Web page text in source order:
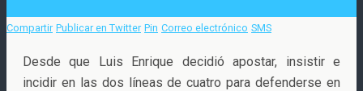
Compartir Publicar en Twitter Pin Correo electrónico SMS
Desde que Luis Enrique decidió apostar, insistir e
incidir en las dos líneas de cuatro para defenderse en